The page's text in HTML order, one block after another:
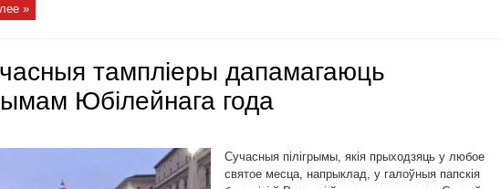
»
тампліеры дапамагаюць
Юбілейнага года
Сучасныя пілігрымы, якія прыходзяць у любое
святое месца, напрыклад, у галоўныя папскія